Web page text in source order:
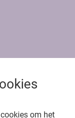
om het